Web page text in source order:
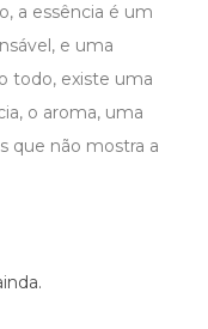
a essência é um
e uma
todo, existe uma
o aroma, uma
que não mostra a